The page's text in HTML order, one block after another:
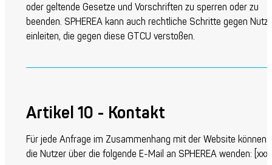
oder geltende Gesetze und Vorschriften zu sperren oder zu
beenden. SPHEREA kann auch rechtliche Schritte gegen
einleiten, die gegen diese GTCU verstoßen.
Artikel 10 - Kontakt
Für jede Anfrage im Zusammenhang mit der Website können
die Nutzer über die folgende E-Mail an SPHEREA wenden: [